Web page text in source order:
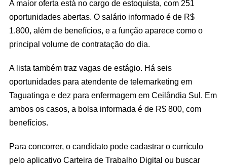
A maior oferta está no cargo de estoquista, com 251
oportunidades abertas. O salário informado é de R$
1.800, além de benefícios, e a função aparece como o
principal volume de contratação do dia.
A lista também traz vagas de estágio. Há seis
oportunidades para atendente de telemarketing em
Taguatinga e dez para enfermagem em Ceilândia Sul. Em
ambos os casos, a bolsa informada é de R$ 800, com
benefícios.
Para concorrer, o candidato pode cadastrar o currículo
pelo aplicativo Carteira de Trabalho Digital ou buscar